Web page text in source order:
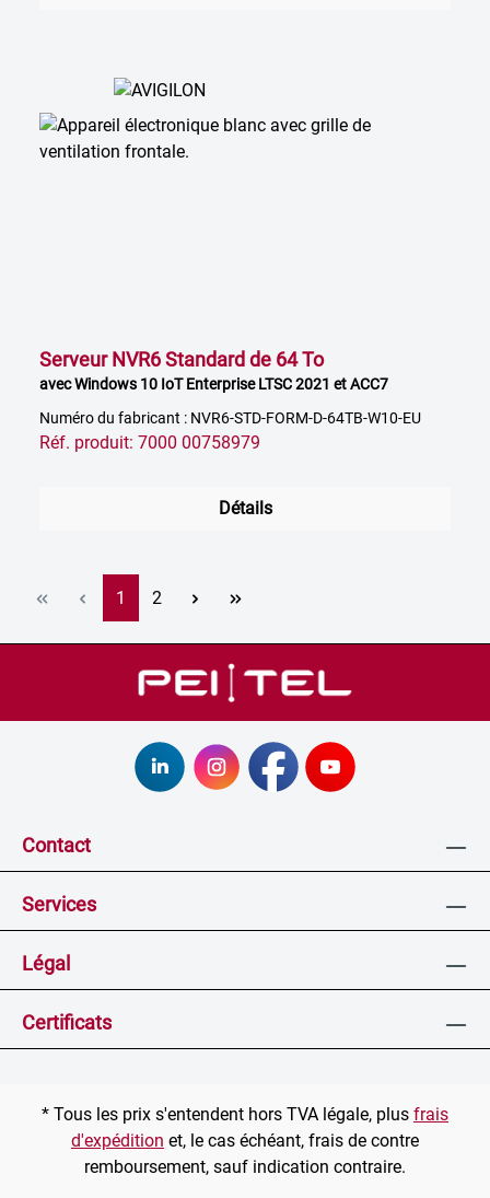
Serveur NVR6 Standard de 64 To
avec Windows 10 IoT Enterprise LTSC 2021 et ACC7
Numéro du fabricant : NVR6-STD-FORM-D-64TB-W10-EU
Réf. produit: 7000 00758979
Détails
Page
1 Page
2
Contact
Services
Légal
Certificats
* Tous les prix s'entendent hors TVA légale, plus frais
d'expédition et, le cas échéant, frais de contre
remboursement, sauf indication contraire.